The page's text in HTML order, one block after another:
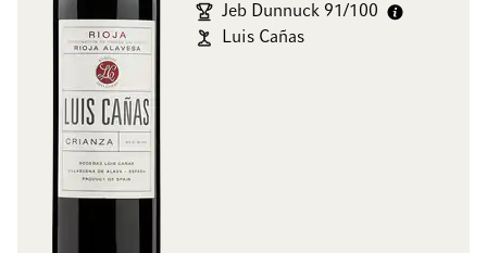
Jeb Dunnuck 91/100
Luis Cañas